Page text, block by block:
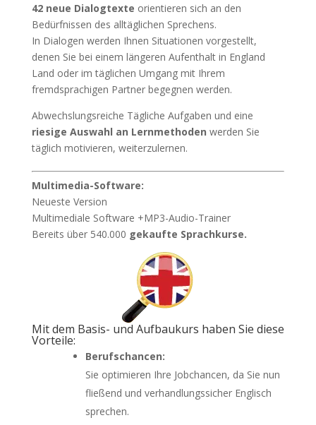
42 neue Dialogtexte orientieren sich an den
Bedürfnissen des alltäglichen Sprechens.
In Dialogen werden Ihnen Situationen vorgestellt,
denen Sie bei einem längeren Aufenthalt in England
Land oder im täglichen Umgang mit Ihrem
fremdsprachigen Partner begegnen werden.
Abwechslungsreiche Tägliche Aufgaben und eine
riesige Auswahl an Lernmethoden werden Sie
täglich motivieren, weiterzulernen.
Multimedia-Software:
Neueste Version
Multimediale Software +MP3-Audio-Trainer
Bereits über 540.000 gekaufte Sprachkurse.
Mit dem Basis- und Aufbaukurs haben Sie diese
Vorteile:
Berufschancen:
Sie optimieren Ihre Jobchancen, da Sie nun
fließend und verhandlungssicher Englisch
sprechen.